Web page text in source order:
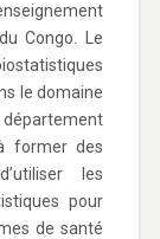
Congo. Le
le domaine
former des
les
pour
de santé